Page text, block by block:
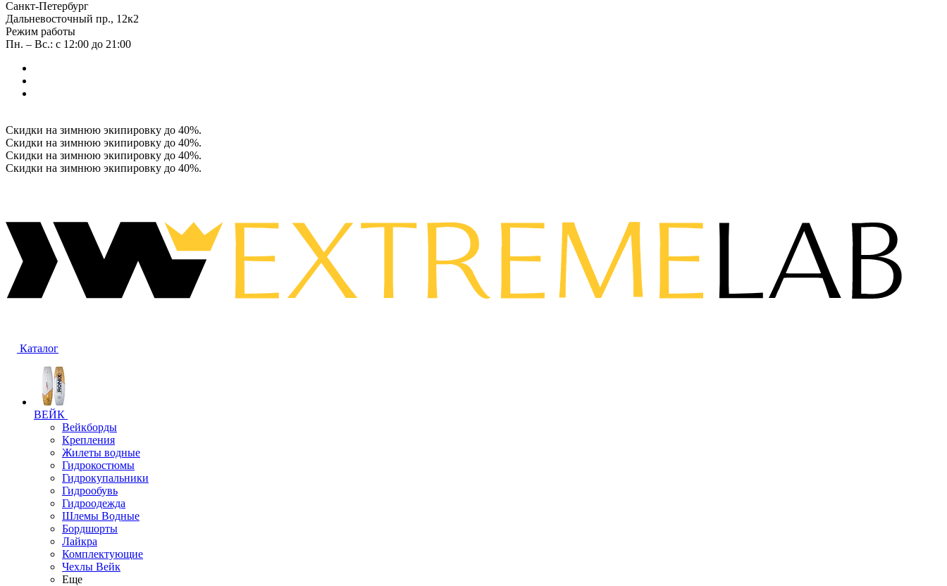
Санкт-Петербург
Дальневосточный пр., 12к2
Режим работы
Пн. – Вс.: с 12:00 до 21:00
Скидки на зимнюю экипировку до 40%.
Скидки на зимнюю экипировку до 40%.
Скидки на зимнюю экипировку до 40%.
Скидки на зимнюю экипировку до 40%.
Каталог
ВЕЙК
Вейкборды
Крепления
Жилеты водные
Гидрокостюмы
Гидрокупальники
Гидрообувь
Гидроодежда
Шлемы Водные
Бордшорты
Лайкра
Комплектующие
Чехлы Вейк
Еще